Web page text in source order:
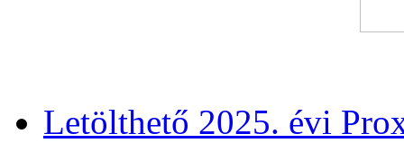
Letölthető 2025. évi